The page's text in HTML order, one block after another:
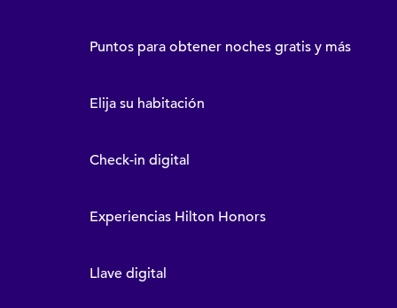
Puntos para obtener noches gratis y más
Elija su habitación
Check-in digital
Experiencias Hilton Honors
Llave digital